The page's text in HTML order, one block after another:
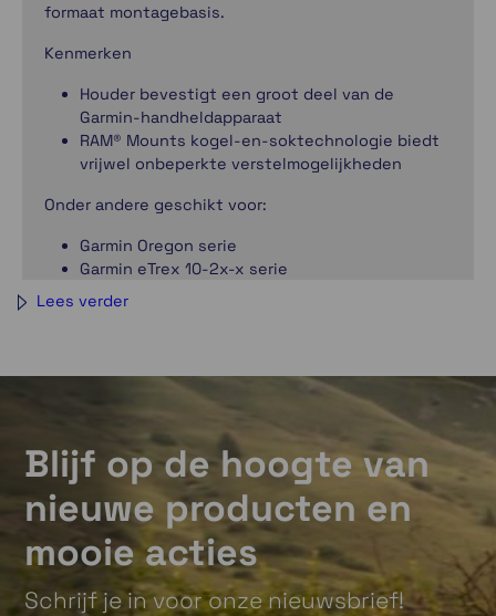
formaat montagebasis.
Kenmerken
Houder bevestigt een groot deel van de
Garmin-handheldapparaat
RAM® Mounts kogel-en-soktechnologie biedt
vrijwel onbeperkte verstelmogelijkheden
Onder andere geschikt voor:
Garmin Oregon serie
Garmin eTrex 10-2x-x serie
Garmin eTrex Touch 25-35
verkrijgbare adapter
LET OP, niet geschikt voor de GPSMAP H1(i Plus) en
de Garmin eTrex Touch (model van 2025)
Lees verder
Blijf op de hoogte van
nieuwe producten en
mooie acties
Schrijf je in voor onze nieuwsbrief!